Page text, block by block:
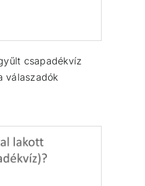
csapadékvíz
válaszadók